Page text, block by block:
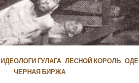
ИДЕОЛОГИ ГУЛАГА ЛЕСНОЙ КОРОЛЬ
ЧЕРНАЯ БИРЖА